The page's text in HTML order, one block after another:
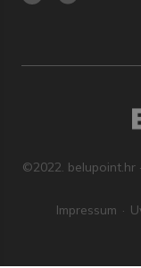
©2022. belupoint.hr
Impressum